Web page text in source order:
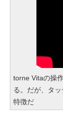
torne Vitaの操
る。だが、タ
特徴だ